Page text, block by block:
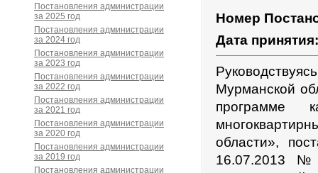
Номер
Дата
Мурманской
программе
области»,
16.07.2013 №
Постановления администрации
за 2025 год
Постановления администрации
за 2024 год
Постановления администрации
за 2023 год
Постановления администрации
за 2022 год
Постановления администрации
за 2021 год
Постановления администрации
за 2020 год
Постановления администрации
за 2019 год
Постановления администрации